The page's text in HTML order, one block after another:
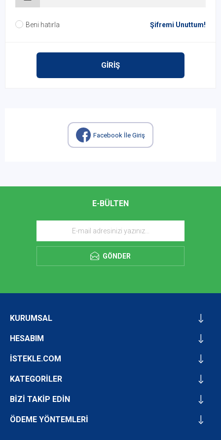
Beni hatırla Şifremi Unuttum!
GİRİŞ
Facebook İle Giriş
E-BÜLTEN
GÖNDER
KURUMSAL
HESABIM
İSTEKLE.COM
KATEGORİLER
BİZİ TAKİP EDİN
ÖDEME YÖNTEMLERİ